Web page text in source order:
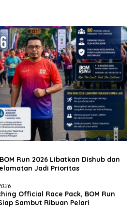
Run 2026 Libatkan Dishub dan
Jadi Prioritas
Official Race Pack, BOM Run
Sambut Ribuan Pelari